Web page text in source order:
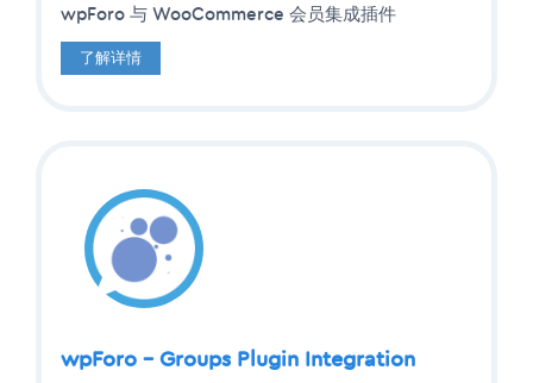
wpForo 与 WooCommerce 会员集成插件
了解详情
wpForo – Groups Plugin Integration